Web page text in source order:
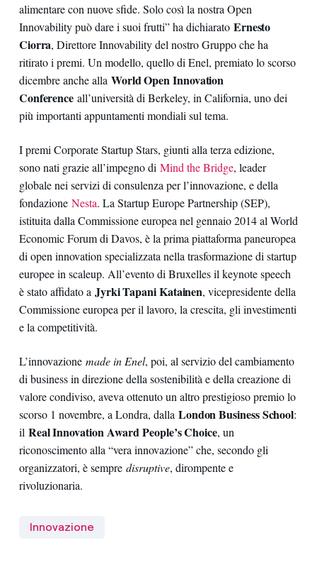
alimentare con nuove sfide. Solo così la nostra Open
Innovability può dare i suoi frutti” ha dichiarato Ernesto
Ciorra, Direttore Innovability del nostro Gruppo che ha
ritirato i premi. Un modello, quello di Enel, premiato lo scorso
dicembre anche alla World Open Innovation
Conference all’università di Berkeley, in California, uno dei
più importanti appuntamenti mondiali sul tema.
I premi Corporate Startup Stars, giunti alla terza edizione,
sono nati grazie all’impegno di Mind the Bridge, leader
globale nei servizi di consulenza per l’innovazione, e della
fondazione Nesta. La Startup Europe Partnership (SEP),
istituita dalla Commissione europea nel gennaio 2014 al World
Economic Forum di Davos, è la prima piattaforma paneuropea
di open innovation specializzata nella trasformazione di startup
europee in scaleup. All’evento di Bruxelles il keynote speech
è stato affidato a Jyrki Tapani Katainen, vicepresidente della
Commissione europea per il lavoro, la crescita, gli investimenti
e la competitività.
L’innovazione made in Enel, poi, al servizio del cambiamento
di business in direzione della sostenibilità e della creazione di
valore condiviso, aveva ottenuto un altro prestigioso premio lo
scorso 1 novembre, a Londra, dalla London Business School:
il Real Innovation Award People’s Choice, un
riconoscimento alla “vera innovazione” che, secondo gli
organizzatori, è sempre disruptive, dirompente e
rivoluzionaria.
Innovazione